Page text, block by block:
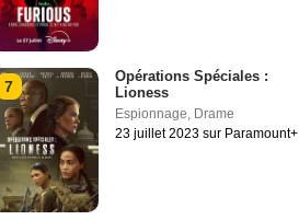
7
Opérations Spéciales :
Lioness
Espionnage, Drame
23 juillet 2023 sur Paramount+